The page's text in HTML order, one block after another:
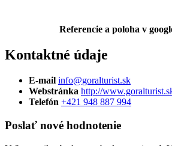
Referencie a poloha v
Kontaktné údaje
E-mail info@goralturist.sk
Webstránka http://
Telefón +421 948 887 994
Poslať nové hodnotenie